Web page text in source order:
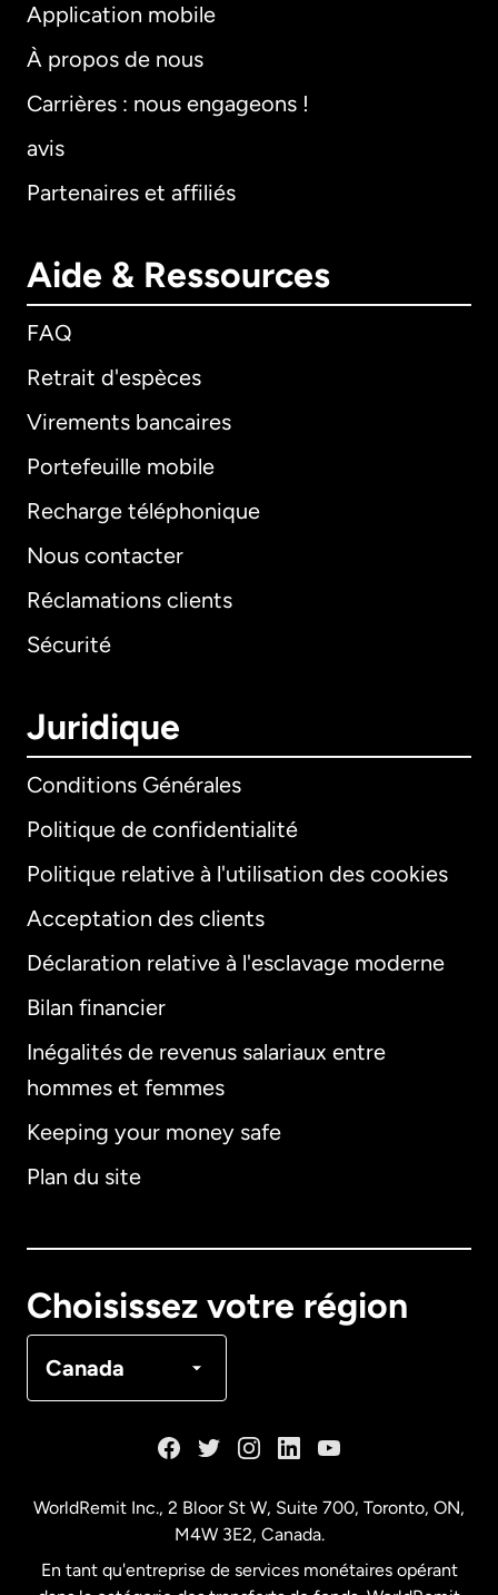
Application mobile
À propos de nous
Carrières : nous engageons !
avis
Partenaires et affiliés
Aide & Ressources
FAQ
Retrait d'espèces
Virements bancaires
Portefeuille mobile
Recharge téléphonique
Nous contacter
Réclamations clients
Sécurité
Juridique
Conditions Générales
Politique de confidentialité
Politique relative à l'utilisation des cookies
Acceptation des clients
Déclaration relative à l'esclavage moderne
Bilan financier
Inégalités de revenus salariaux entre
hommes et femmes
Keeping your money safe
Plan du site
Choisissez votre région
Canada
International
Allemagne
Français
WorldRemit Inc., 2 Bloor St W, Suite 700, Toronto, ON,
M4W 3E2, Canada.
En tant qu'entreprise de services monétaires opérant